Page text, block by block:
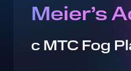
Meier’s
с МТС Fog